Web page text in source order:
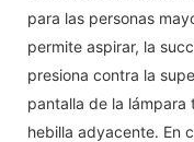
para las personas
permite aspirar, la
presiona contra la
pantalla de la lámpara
hebilla adyacente. En